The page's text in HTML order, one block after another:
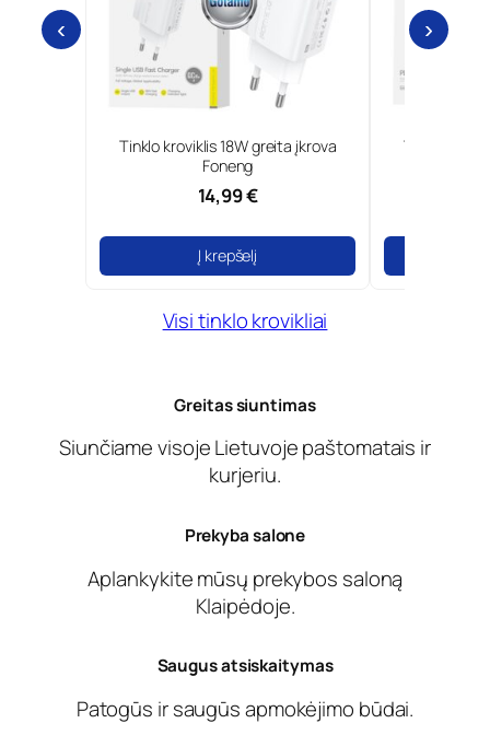
‹
Tinklo kroviklis 18W greita įkrova
Foneng
14,99 €
Į krepšelį
Type-C
›
Visi tinklo krovikliai
Greitas siuntimas
Siunčiame visoje Lietuvoje paštomatais ir
kurjeriu.
Prekyba salone
Aplankykite mūsų prekybos saloną
Klaipėdoje.
Saugus atsiskaitymas
Patogūs ir saugūs apmokėjimo būdai.